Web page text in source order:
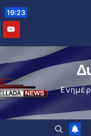
19:23